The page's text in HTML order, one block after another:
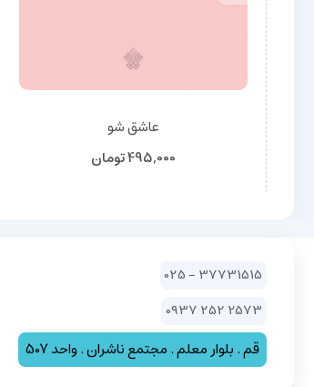
عاشق شو
495,000تومان
37731515 - 025
2573 252 0937
قم . بلوار معلم . مجتمع ناشران . واحد 507